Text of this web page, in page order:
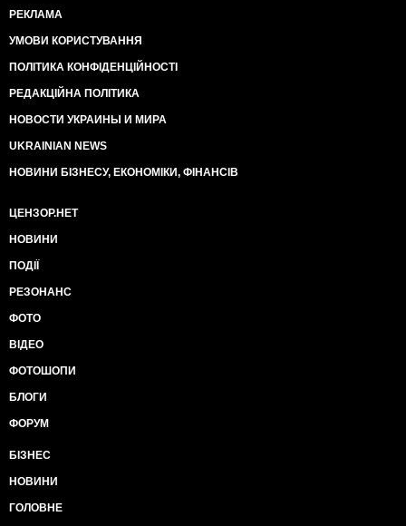
РЕКЛАМА
УМОВИ КОРИСТУВАННЯ
ПОЛІТИКА КОНФІДЕНЦІЙНОСТІ
РЕДАКЦІЙНА ПОЛІТИКА
НОВОСТИ УКРАИНЫ И МИРА
UKRAINIAN NEWS
НОВИНИ БІЗНЕСУ, ЕКОНОМІКИ, ФІНАНСІВ
ЦЕНЗОР.НЕТ
НОВИНИ
ПОДІЇ
РЕЗОНАНС
ФОТО
ВІДЕО
ФОТОШОПИ
БЛОГИ
ФОРУМ
БІЗНЕС
НОВИНИ
ГОЛОВНЕ